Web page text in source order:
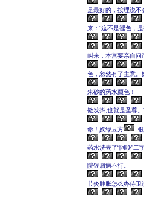
是最好的，按理说不
来：“这不是褪色，
叫来，本宫要亲自问
色，忽然有了主意。
朱砂的药水颜色！
微发抖,也就是圣尊。
命！奴绿豆方
药水洗去了“阿晚”二
院银屑病不行。
节炎肿胀怎么办侍卫